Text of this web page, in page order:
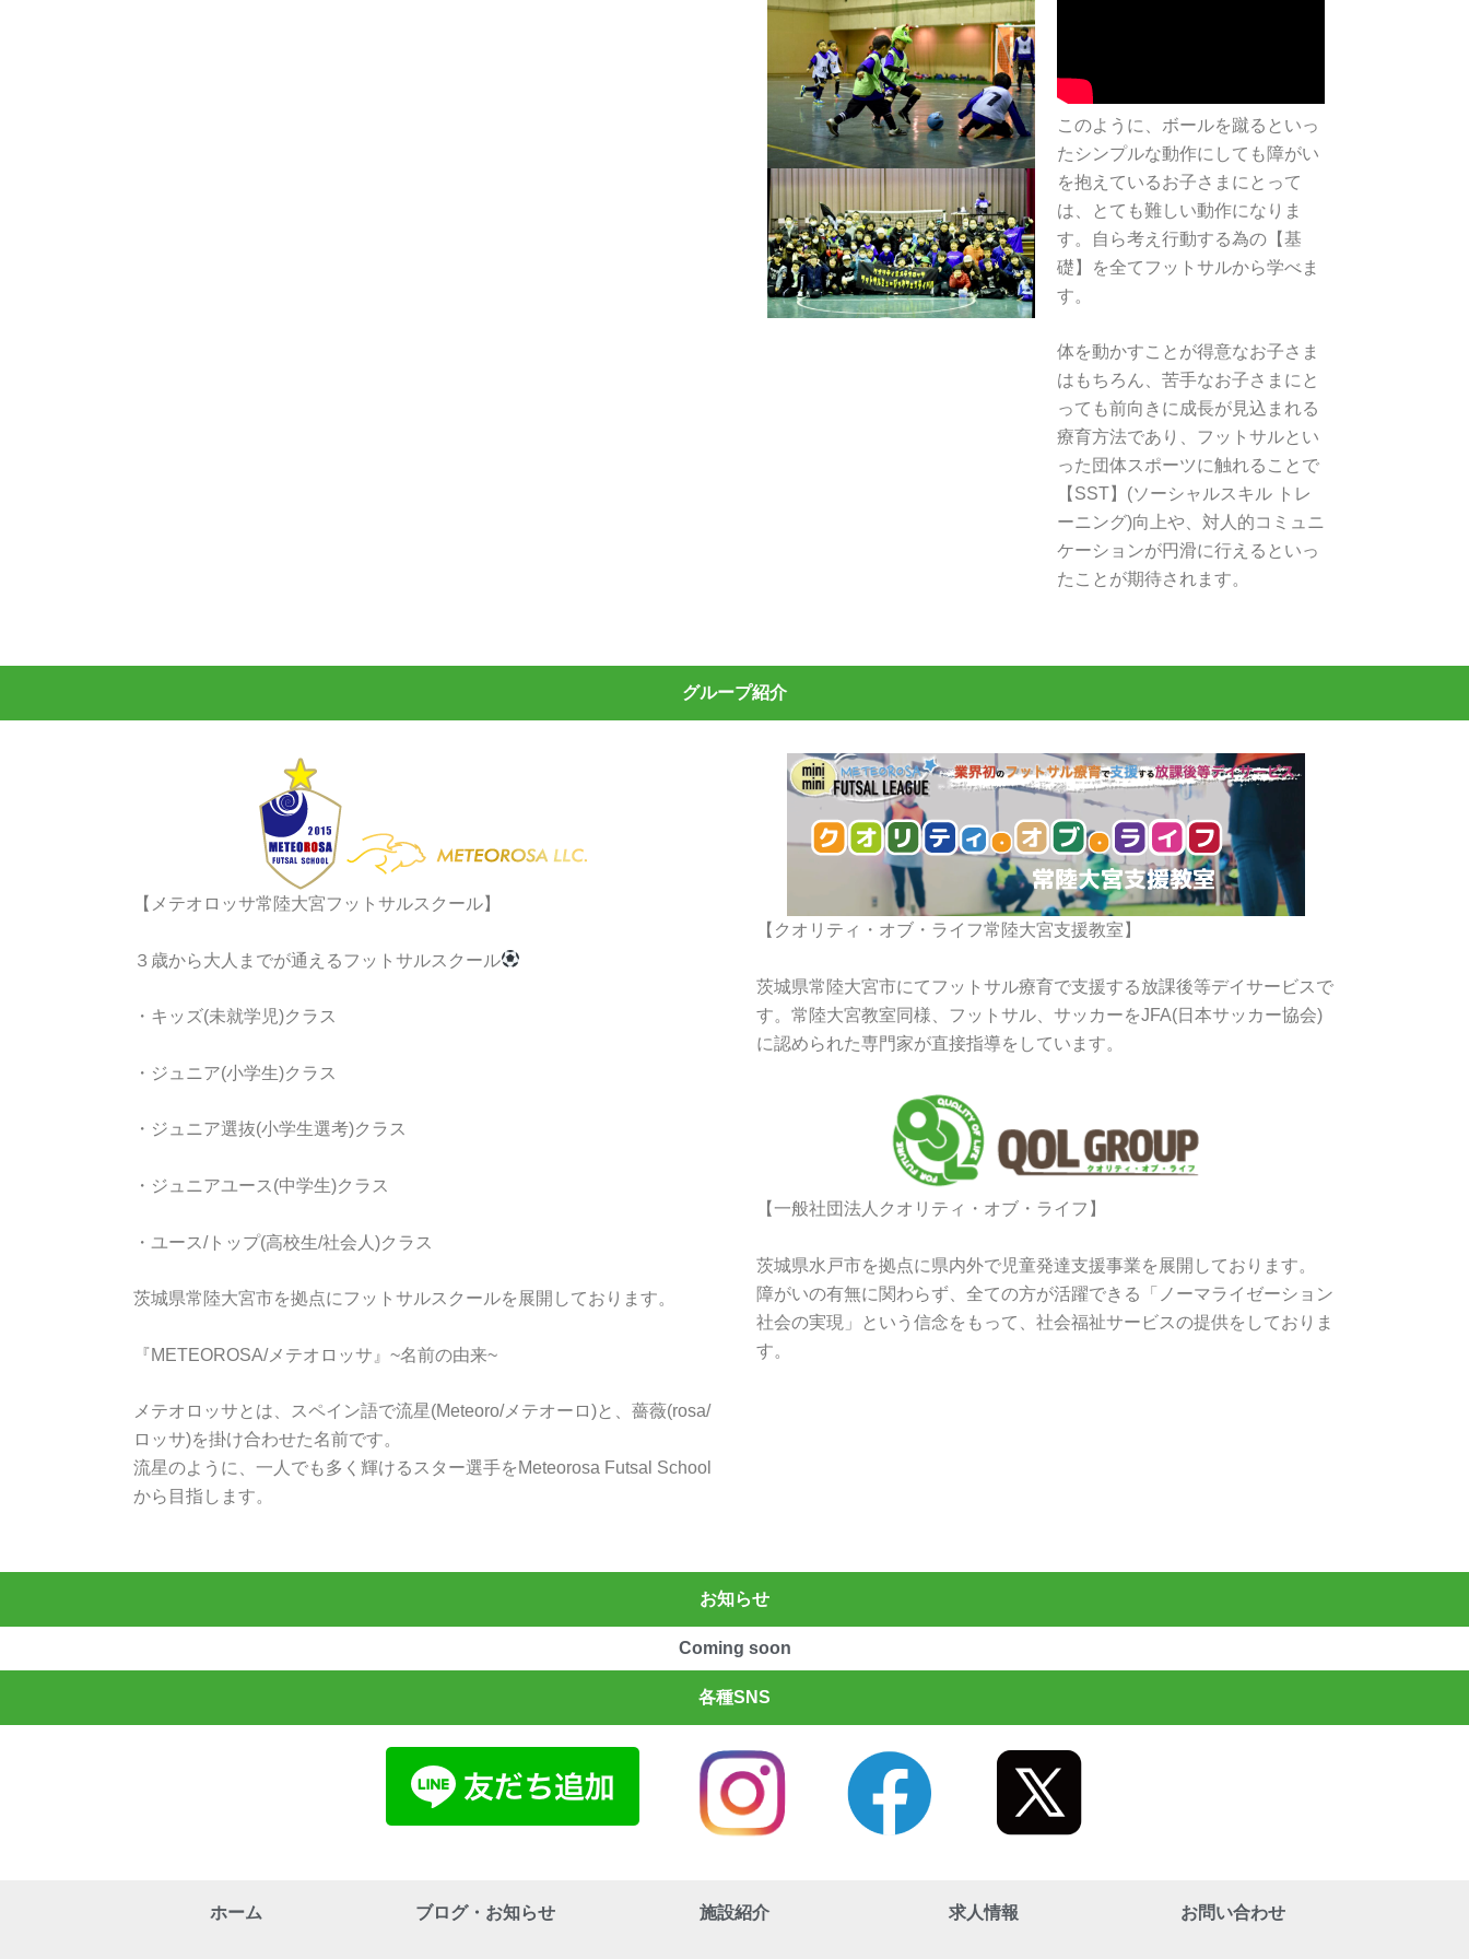
このように、ボールを蹴るといっ
たシンプルな動作にしても障がい
を抱えているお子さまにとって
は、とても難しい動作になりま
す。自ら考え行動する為の【基
礎】を全てフットサルから学べま
す。
体を動かすことが得意なお子さま
はもちろん、苦手なお子さまにと
っても前向きに成長が見込まれる
療育方法であり、フットサルとい
った団体スポーツに触れることで
【SST】(ソーシャルスキル トレ
ーニング)向上や、対人的コミュニ
ケーションが円滑に行えるといっ
たことが期待されます。
グループ紹介
【メテオロッサ常陸大宮フットサルスクール】
３歳から大人までが通えるフットサルスクール
・キッズ(未就学児)クラス
・ジュニア(小学生)クラス
・ジュニア選抜(小学生選考)クラス
・ジュニアユース(中学生)クラス
・ユース/トップ(高校生/社会人)クラス
茨城県常陸大宮市を拠点にフットサルスクールを展開しております。
『METEOROSA/メテオロッサ』~名前の由来~
メテオロッサとは、スペイン語で流星(Meteoro/メテオーロ)と、薔薇(rosa/
ロッサ)を掛け合わせた名前です。
流星のように、一人でも多く輝けるスター選手をMeteorosa Futsal School
から目指します。
【クオリティ・オブ・ライフ常陸大宮支援教室】
茨城県常陸大宮市にてフットサル療育で支援する放課後等デイサービスで
す。常陸大宮教室同様、フットサル、サッカーをJFA(日本サッカー協会)
に認められた専門家が直接指導をしています。
【一般社団法人クオリティ・オブ・ライフ】
茨城県水戸市を拠点に県内外で児童発達支援事業を展開しております。
障がいの有無に関わらず、全ての方が活躍できる「ノーマライゼーション
社会の実現」という信念をもって、社会福祉サービスの提供をしておりま
す。
お知らせ
Coming soon
各種SNS
ホーム ブログ・お知らせ 施設紹介 求人情報 お問い合わせ